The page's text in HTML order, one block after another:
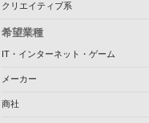
クリエイティブ系
希望業種
IT・インターネット・ゲーム
メーカー
商社